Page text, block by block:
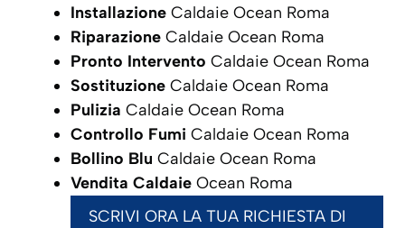
Installazione Caldaie Ocean Roma
Riparazione Caldaie Ocean Roma
Pronto Intervento Caldaie Ocean Roma
Sostituzione Caldaie Ocean Roma
Pulizia Caldaie Ocean Roma
Controllo Fumi Caldaie Ocean Roma
Bollino Blu Caldaie Ocean Roma
Vendita Caldaie Ocean Roma
SCRIVI ORA LA TUA RICHIESTA DI